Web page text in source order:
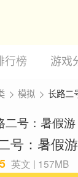
行榜 游戏
模拟 长路二
号：暑假游
英文 | 157MB